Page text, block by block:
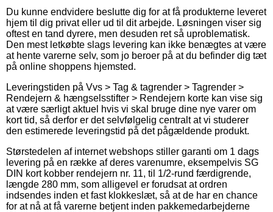
Du kunne endvidere beslutte dig for at få produkterne leveret
hjem til dig privat eller ud til dit arbejde. Løsningen viser sig
oftest en tand dyrere, men desuden ret så uproblematisk.
Den mest letkøbte slags levering kan ikke benægtes at være
at hente varerne selv, som jo beroer på at du befinder dig tæt
på online shoppens hjemsted.
Leveringstiden på Vvs > Tag & tagrender > Tagrender >
Rendejern & hængselsstifter > Rendejern korte kan vise sig
at være særligt aktuel hvis vi skal bruge dine nye varer om
kort tid, så derfor er det selvfølgelig centralt at vi studerer
den estimerede leveringstid på det pågældende produkt.
Størstedelen af internet webshops stiller garanti om 1 dags
levering på en række af deres varenumre, eksempelvis SG
DIN kort kobber rendejern nr. 11, til 1/2-rund færdigrende,
længde 280 mm, som alligevel er forudsat at ordren
indsendes inden et fast klokkeslæt, så at de har en chance
for at nå at få varerne betjent inden pakkemedarbejderne